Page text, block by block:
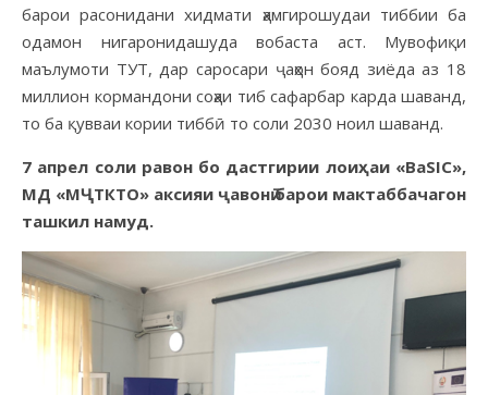
барои расонидани хидмати ҳамгирошудаи тиббии ба
одамон нигаронидашуда вобаста аст. Мувофиқи
маълумоти ТУТ, дар саросари ҷаҳон бояд зиёда аз 18
миллион кормандони соҳаи тиб сафарбар карда шаванд,
то ба қувваи кории тиббӣ то соли 2030 ноил шаванд.
7 апрел соли равон бо дастгирии лоиҳаи «BaSIC»,
МД «МҶТКТО» аксияи ҷавонӣ барои мактаббачагон
ташкил намуд.